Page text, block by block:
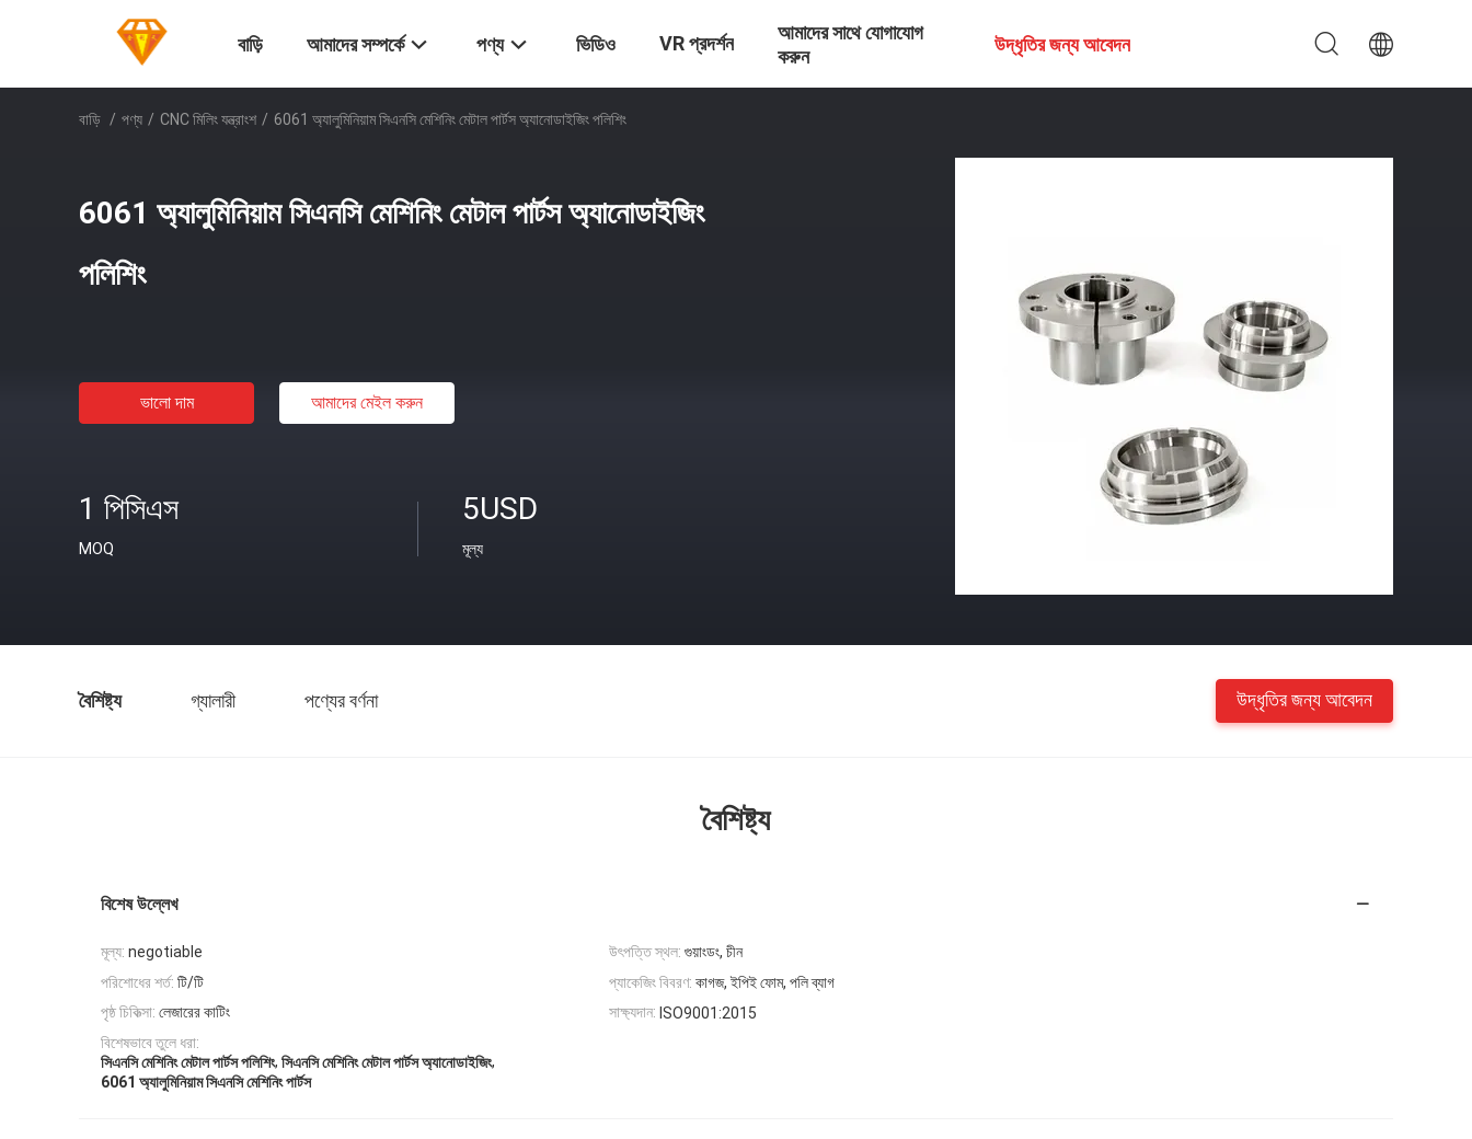
বাড়ি আমাদের সম্পর্কে পণ্য ভিডিও VR প্রদর্শন
আমাদের সাথে যোগাযোগ
করুন
উদ্ধৃতির জন্য আবেদন
বাড়ি / পণ্য / CNC মিলিং যন্ত্রাংশ / 6061 অ্যালুমিনিয়াম সিএনসি মেশিনিং মেটাল পার্টস অ্যানোডাইজিং পলিশিং
6061 অ্যালুমিনিয়াম সিএনসি মেশিনিং মেটাল পার্টস অ্যানোডাইজিং
পলিশিং
ভালো দাম আমাদের মেইল ​​করুন
1 পিসিএস
MOQ
5USD
মূল্য
বৈশিষ্ট্য গ্যালারী পণ্যের বর্ণনা উদ্ধৃতির জন্য আবেদন
বৈশিষ্ট্য
বিশেষ উল্লেখ
মূল্য: negotiable উৎপত্তি স্থল: গুয়াংডং, চীন
পরিশোধের শর্ত: টি/টি প্যাকেজিং বিবরণ: কাগজ, ইপিই ফোম, পলি ব্যাগ
পৃষ্ঠ চিকিত্সা: লেজারের কাটিং সাক্ষ্যদান: ISO9001:2015
বিশেষভাবে তুলে ধরা:
সিএনসি মেশিনিং মেটাল পার্টস পলিশিং, সিএনসি মেশিনিং মেটাল পার্টস অ্যানোডাইজিং,
6061 অ্যালুমিনিয়াম সিএনসি মেশিনিং পার্টস